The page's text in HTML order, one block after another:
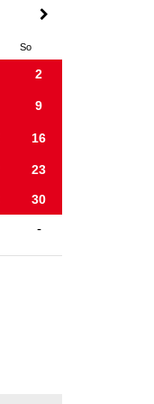
So
2
9
16
23
30
-